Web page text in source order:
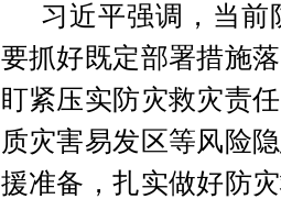
习近平强调，当
要抓好既定部署措施
盯紧压实防灾救灾责
质灾害易发区等风险
援准备，扎实做好防